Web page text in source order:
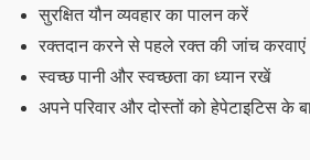
सुरक्षित यौन व्यवहार का पालन करें
रक्तदान करने से पहले रक्त की जांच करवाएं
स्वच्छ पानी और स्वच्छता का ध्यान रखें
अपने परिवार और दोस्तों को हेपेटाइटिस के